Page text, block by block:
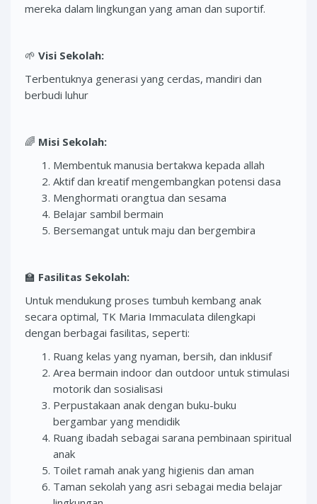
mereka dalam lingkungan yang aman dan suportif.
🌱 Visi Sekolah:
Terbentuknya generasi yang cerdas, mandiri dan
berbudi luhur
🌈 Misi Sekolah:
Membentuk manusia bertakwa kepada allah
Aktif dan kreatif mengembangkan potensi dasa
Menghormati orangtua dan sesama
Belajar sambil bermain
Bersemangat untuk maju dan bergembira
🏫 Fasilitas Sekolah:
Untuk mendukung proses tumbuh kembang anak
secara optimal, TK Maria Immaculata dilengkapi
dengan berbagai fasilitas, seperti:
Ruang kelas yang nyaman, bersih, dan inklusif
Area bermain indoor dan outdoor untuk stimulasi
motorik dan sosialisasi
Perpustakaan anak dengan buku-buku
bergambar yang mendidik
Ruang ibadah sebagai sarana pembinaan spiritual
anak
Toilet ramah anak yang higienis dan aman
Taman sekolah yang asri sebagai media belajar